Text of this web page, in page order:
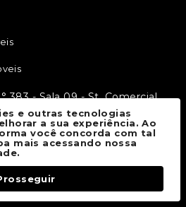
383 - Sala 09 - St. Comercial,
Imóveis© 2026.
reservados.
e outras tecnologias
a sua experiência. Ao
você concorda com tal
mais acessando nossa